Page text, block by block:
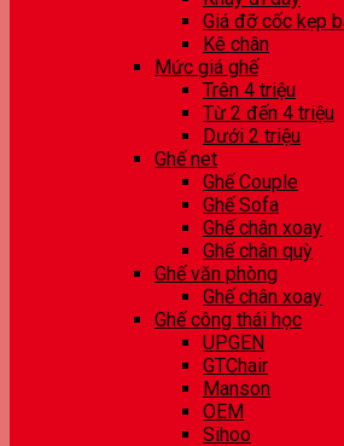
Giá đỡ cốc kẹp
Kê chân
Mức giá ghế
Trên 4 triệu
Từ 2 đến 4 triệu
Dưới 2 triệu
Ghế net
Ghế Couple
Ghế Sofa
Ghế chân xoay
Ghế chân quỳ
Ghế văn phòng
Ghế chân xoay
Ghế công thái học
UPGEN
GTChair
Manson
OEM
Sihoo